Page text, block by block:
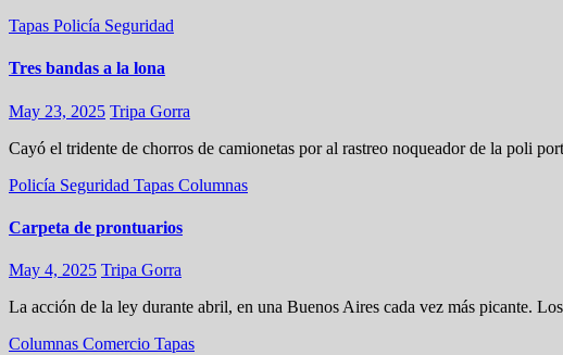
Tapas Policía Seguridad
Tres bandas a la lona
May 23, 2025 Tripa Gorra
Cayó el tridente de chorros de camionetas por al rastreo noqueador de la poli
Policía Seguridad Tapas Columnas
Carpeta de prontuarios
May 4, 2025 Tripa Gorra
La acción de la ley durante abril, en una Buenos Aires cada vez más picante.
Columnas Comercio Tapas